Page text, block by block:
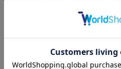
デザインのパンツでスタイルアッ
#オフィスカジュアル #ウ